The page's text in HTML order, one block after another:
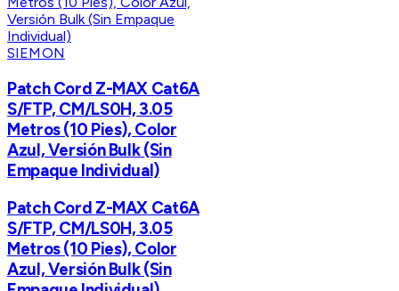
SIEMON
Patch Cord Z-MAX Cat6A
S/FTP, CM/LS0H, 3.05
Metros (10 Pies), Color
Azul, Versión Bulk (Sin
Empaque Individual)
Patch Cord Z-MAX Cat6A
S/FTP, CM/LS0H, 3.05
Metros (10 Pies), Color
Azul, Versión Bulk (Sin